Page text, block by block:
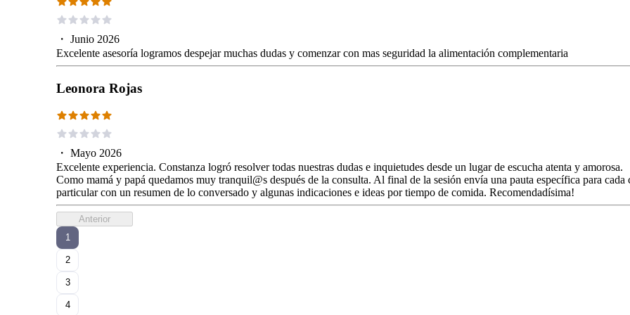
・ Junio 2026
Excelente asesoría logramos despejar muchas dudas y comenzar con mas seguridad la alimentación complementaria
Leonora Rojas
・ Mayo 2026
Excelente experiencia. Constanza logró resolver todas nuestras dudas e inquietudes desde un lugar de escucha atenta y amorosa.
Como mamá y papá quedamos muy tranquil@s después de la consulta. Al final de la sesión envía una pauta específica para cada
particular con un resumen de lo conversado y algunas indicaciones e ideas por tiempo de comida. Recomendadísima!
Anterior
1
2
3
4